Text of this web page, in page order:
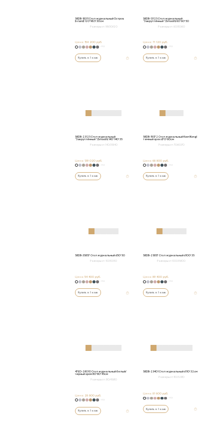
58DB-18311 Стол журнальный Остров
(Island) 120*98.5*30см
Размеры от: 98/30/120
Цена: 154 200 руб.
+152
Купить в 1 клик
58DB-13125 Стол журнальный
"Закруглённый" (Smooth) 60*60*50
Размеры от: 60/50/60
Цена:71 120 руб.
+152
Купить в 1 клик
58DB-23125 Стол журнальный
"Закруглённый" (Smooth) 140*140*35
Размеры от: 140/35/140
Цена: 139 020 руб.
+152
Купить в 1 клик
58DB-19372 Стол журнальный Конг (Kong)
темный орех d70*60см
Размеры от: 70/60/70
Цена:68 800 руб.
+152
Купить в 1 клик
58DB-35857 Стол журнальный d50*50
Размеры от: 50/50/50
Цена: 54 400 руб.
+152
Купить в 1 клик
58DB-25857 Стол журнальный d100*35
Размеры от: 100/35/100
Цена:89 400 руб.
+152
Купить в 1 клик
47ED-28010 Стол журнальный белый/
черный хром 80*80*45см
Размеры от: 80/45/80
Цена: 28 800 руб.
+152
Купить в 1 клик
58DB-23401 Стол журнальный d110*32см
Размеры от: 110/32/110
Цена:81 600 руб.
+152
Купить в 1 клик